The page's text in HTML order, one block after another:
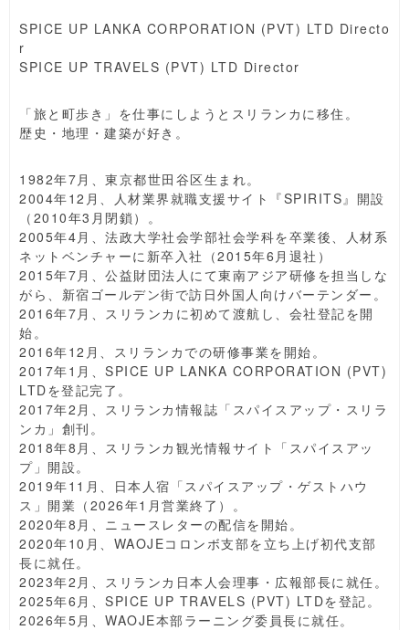
SPICE UP LANKA CORPORATION (PVT) LTD Directo
r
SPICE UP TRAVELS (PVT) LTD Director
「旅と町歩き」を仕事にしようとスリランカに移住。
歴史・地理・建築が好き。
1982年7月、東京都世田谷区生まれ。
2004年12月、人材業界就職支援サイト『SPIRITS』開設
（2010年3月閉鎖）。
2005年4月、法政大学社会学部社会学科を卒業後、人材系
ネットベンチャーに新卒入社（2015年6月退社）
2015年7月、公益財団法人にて東南アジア研修を担当しな
がら、新宿ゴールデン街で訪日外国人向けバーテンダー。
2016年7月、スリランカに初めて渡航し、会社登記を開
始。
2016年12月、スリランカでの研修事業を開始。
2017年1月、SPICE UP LANKA CORPORATION (PVT)
LTDを登記完了。
2017年2月、スリランカ情報誌「スパイスアップ・スリラ
ンカ」創刊。
2018年8月、スリランカ観光情報サイト「スパイスアッ
プ」開設。
2019年11月、日本人宿「スパイスアップ・ゲストハウ
ス」開業（2026年1月営業終了）。
2020年8月、ニュースレターの配信を開始。
2020年10月、WAOJEコロンボ支部を立ち上げ初代支部
長に就任。
2023年2月、スリランカ日本人会理事・広報部長に就任。
2025年6月、SPICE UP TRAVELS (PVT) LTDを登記。
2026年5月、WAOJE本部ラーニング委員長に就任。